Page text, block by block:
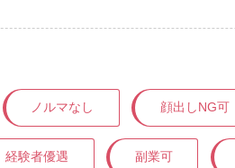
ノルマなし 顔出しNG可
経験者優遇 副業可